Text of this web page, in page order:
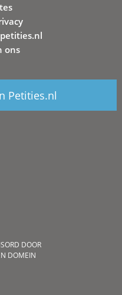
ons
Petities.nl
DOOR
DOMEIN